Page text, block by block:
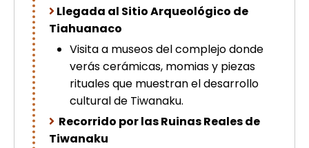
Llegada al Sitio Arqueológico de
Tiahuanaco
Visita a museos del complejo donde
verás cerámicas, momias y piezas
rituales que muestran el desarrollo
cultural de Tiwanaku.
Recorrido por las Ruinas Reales de
Tiwanaku